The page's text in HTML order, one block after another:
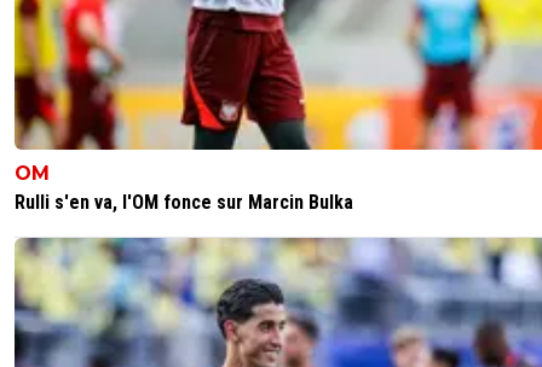
OM
Rulli s'en va, l'OM fonce sur Marcin Bulka